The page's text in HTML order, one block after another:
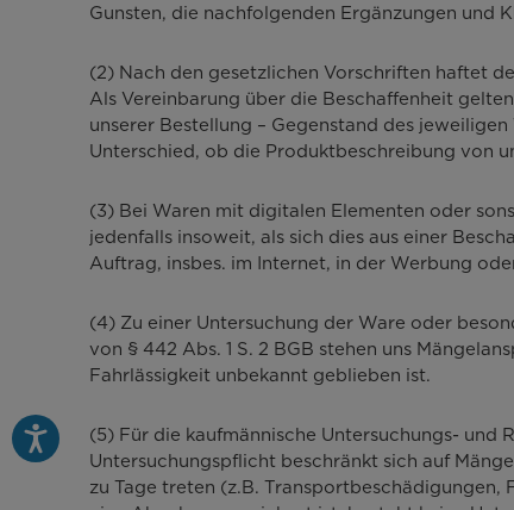
Gunsten, die nachfolgenden Ergänzungen und
(2) Nach den gesetzlichen Vorschriften haftet
Als Vereinbarung über die Beschaffenheit
unserer Bestellung – Gegenstand des
Unterschied, ob die Produktbeschreibung von
(3) Bei Waren mit digitalen Elementen oder
jedenfalls insoweit, als sich dies aus einer
Auftrag, insbes. im Internet, in der Werbung
(4) Zu einer Untersuchung der Ware oder
von § 442 Abs. 1 S. 2 BGB stehen uns
Fahrlässigkeit unbekannt geblieben ist.
(5) Für die kaufmännische Untersuchungs- und
Untersuchungspflicht beschränkt sich auf
zu Tage treten (z.B.